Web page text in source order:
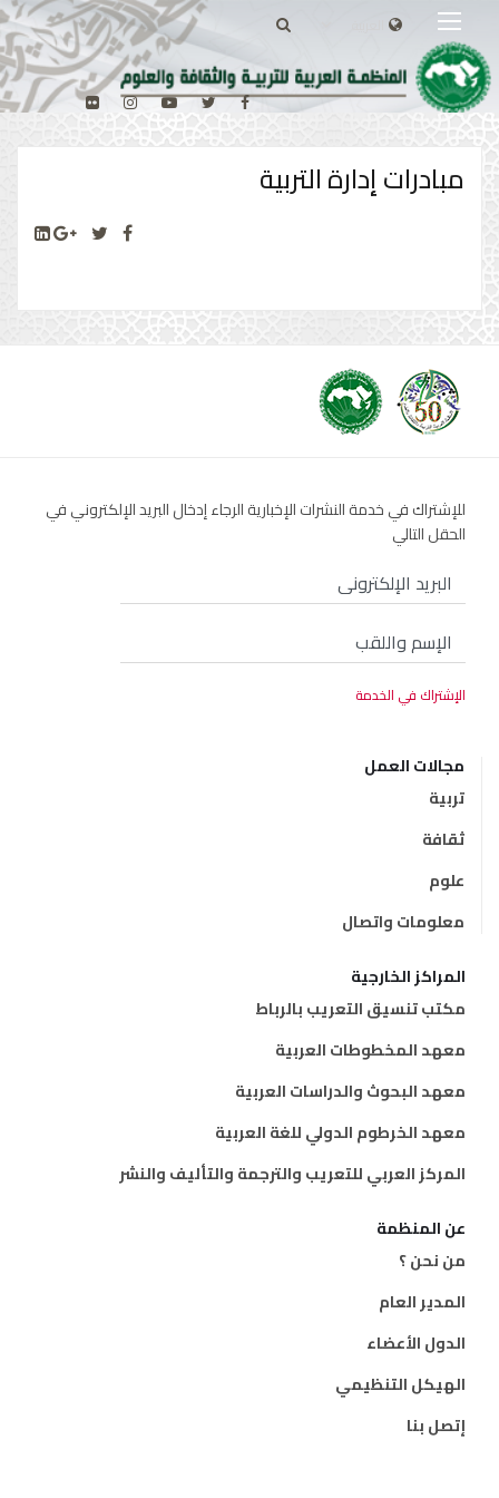
مبادرات إدارة التربية
للإشتراك في خدمة النشرات الإخبارية الرجاء إدخال البريد الإلكتروني في
الحقل التالي
مجالات العمل
تربية
ثقافة
علوم
معلومات واتصال
المراكز الخارجية
مكتب تنسيق التعريب بالرباط
معهد المخطوطات العربية
معهد البحوث والدراسات العربية
معهد الخرطوم الدولي للغة العربية
المركز العربي للتعريب والترجمة والتأليف والنشر
عن المنظمة
من نحن ؟
المدير العام
الدول الأعضاء
الهيكل التنظيمي
إتصل بنا